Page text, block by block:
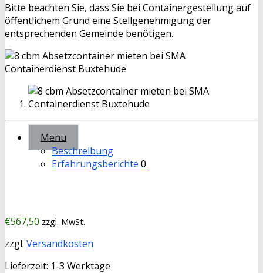
Bitte beachten Sie, dass Sie bei Containergestellung auf
öffentlichem Grund eine Stellgenehmigung der
entsprechenden Gemeinde benötigen.
Menu
Beschreibung
Erfahrungsberichte 0
€567,50 zzgl. MwSt.
zzgl. Versandkosten
Lieferzeit: 1-3 Werktage